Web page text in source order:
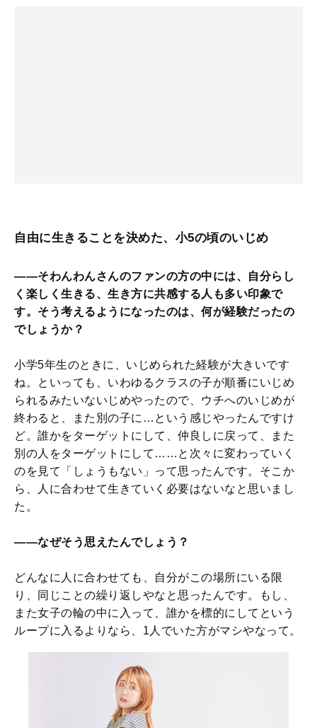
自由に生きることを決めた、小5の頃のいじめ
――そわんわんさんのファンの方の中には、自分らし
く楽しく生きる、生き方に共感する人も多い印象で
す。そう考えるようになったのは、何が経験だったの
でしょうか？
小学5年生のときに、いじめられた経験が大きいです
ね。といっても、いわゆるクラスの子が順番にいじめ
られるみたいないじめやったので、ウチへのいじめが
終わると、また別の子に…という感じやったんですけ
ど。誰かをターゲットにして、仲良しに戻って、また
別の人をターゲットにして……と次々に変わっていく
のを見て「しょうもない」って思ったんです。そこか
ら、人に合わせて生きていく必要はないなと思いまし
た。
――なぜそう思えたんでしょう？
どんなに人に合わせても、自分がこの場所にいる限
り、同じことの繰り返しやなと思ったんです。もし、
また女子の輪の中に入って、誰かを標的にしてという
ループに入るよりなら、1人でいた方がマシやなって。